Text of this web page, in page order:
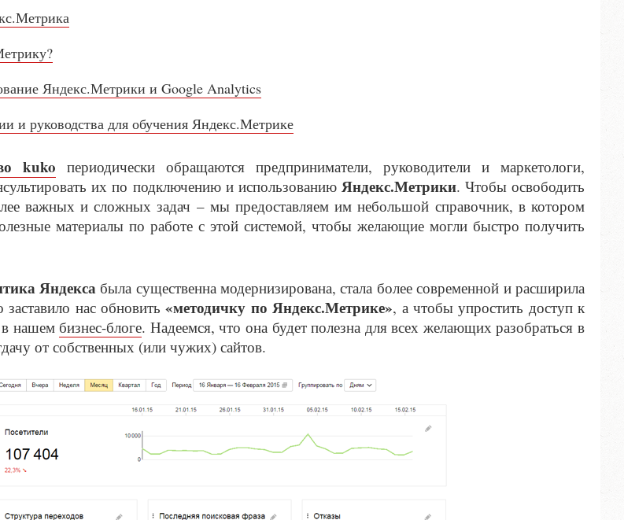
Яндекс.Метрики и Google Analytics
и руководства для обучения Яндекс.Метрике
kuko периодически обращаются предприниматели, руководители и маркетологи,
их по подключению и использованию Яндекс.Метрики. Чтобы освободить
важных и сложных задач – мы предоставляем им небольшой справочник, в котором
материалы по работе с этой системой, чтобы желающие могли быстро получить
Яндексабыла существенна модернизирована, стала более современной и расширила
нас обновить«методичку по Яндекс.Метрике», а чтобы упростить доступ к
нашем бизнес-блоге. Надеемся, что она будет полезна для всех желающих разобраться в
от собственных (или чужих) сайтов.